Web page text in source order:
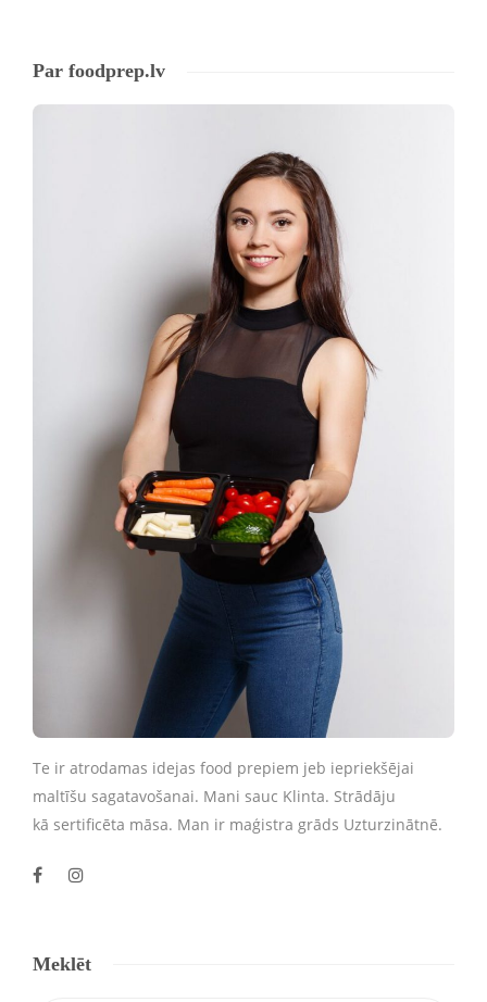
Par foodprep.lv
Te ir atrodamas idejas food prepiem jeb iepriekšējai
maltīšu sagatavošanai. Mani sauc Klinta. Strādāju
kā sertificēta māsa. Man ir maģistra grāds Uzturzinātnē.
Meklēt